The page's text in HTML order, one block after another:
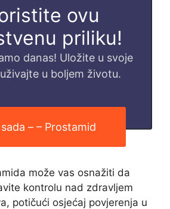
ovu
priliku!
danas! Uložite u svoje
u boljem životu.
– – Prostamid
može vas osnažiti da
kontrolu nad zdravljem
potičući osjećaj povjerenja u